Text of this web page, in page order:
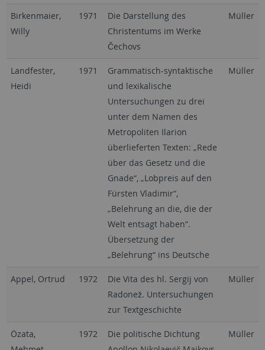
Birkenmaier,
Willy
1971
Die Darstellung des
Christentums im Werke
Čechovs
Müller
Landfester,
Heidi
1971
Grammatisch-syntaktische
und lexikalische
Untersuchungen zu drei
unter dem Namen des
Metropoliten Ilarion
überlieferten Texten: „Rede
über das Gesetz und die
Gnade“, „Lobpreis auf den
Fürsten Vladimir“,
„Belehrung an die, die der
Welt entsagt haben“.
Übersetzung der
„Belehrung“ ins Deutsche
Müller
Appel, Ortrud 1972
Die Vita des hl. Sergij von
Radonež. Untersuchungen
zur Textgeschichte
Müller
Özata,
1972
Die politische Dichtung
Müller